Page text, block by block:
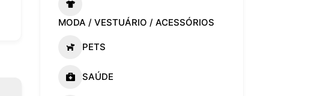
MODA / VESTUÁRIO / ACESSÓRIOS
PETS
SAÚDE